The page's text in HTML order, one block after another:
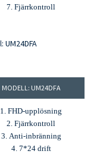
7. Fjärrkontroll
MODELL: UM24DFA
1. FHD-upplösning
2. Fjärrkontroll
3. Anti-inbränning
4. 7*24 drift